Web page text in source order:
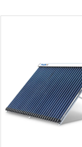
Hybrid Off Grid